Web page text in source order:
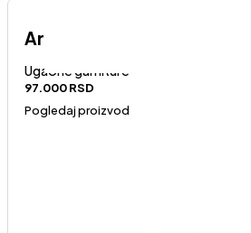
Art-levi ugao
Ugaone garniture
97.000RSD
Pogledaj proizvod